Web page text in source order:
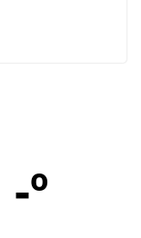
-º